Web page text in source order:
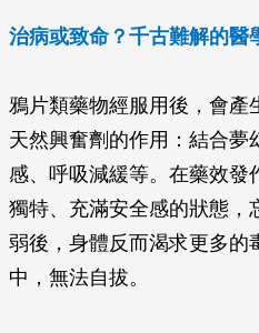
治病或致命？千古難解的醫
鴉片類藥物經服用後，會產
天然興奮劑的作用：結合夢
感、呼吸減緩等。在藥效發
獨特、充滿安全感的狀態，
弱後，身體反而渴求更多的
中，無法自拔。